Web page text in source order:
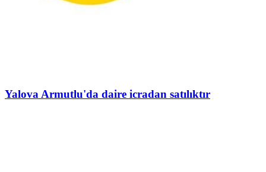
Yalova Armutlu'da daire icradan satılıktır